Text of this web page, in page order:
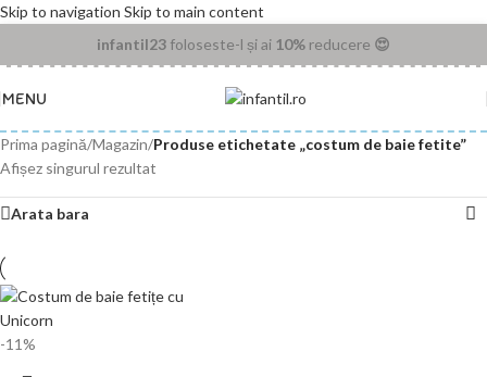
Skip to navigation Skip to main content
infantil23 foloseste-l și ai 10% reducere 😍
MENU
Prima pagină/Magazin/Produse etichetate „costum de baie fetite”
Afișez singurul rezultat
Arata bara
-11%